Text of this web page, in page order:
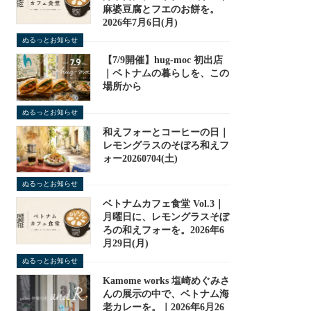
麻婆豆腐とフエのお餅を。
2026年7月6日(月)
ぬるっとお知らせ
【7/9開催】hug-moc 初出店
｜ベトナムの暮らしを、この
場所から
ぬるっとお知らせ
和えフォーとコーヒーの日｜
レモングラスのそぼろ和えフ
ォー20260704(土)
ぬるっとお知らせ
ベトナムカフェ食堂 Vol.3｜
月曜日に、レモングラスそぼ
ろの和えフォーを。2026年6
月29日(月)
ぬるっとお知らせ
Kamome works 塩崎めぐみさ
んの展示の中で、ベトナム海
老カレーを。｜2026年6月26